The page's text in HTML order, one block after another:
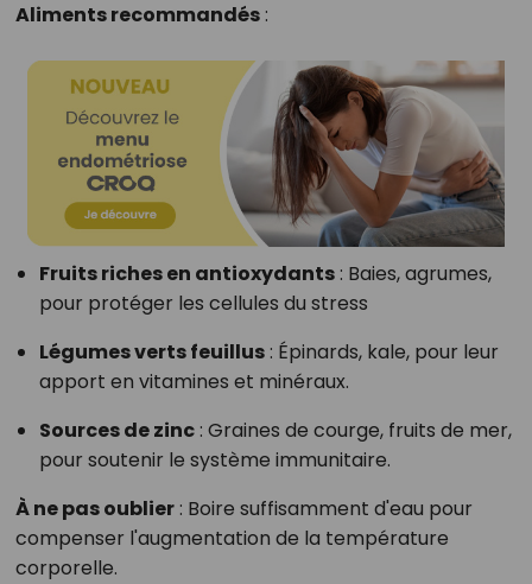
Aliments recommandés:
Fruits riches en antioxydants: Baies, agrumes,
pour protéger les cellules du stress
Légumes verts feuillus: Épinards, kale, pour leur
apport en vitamines et minéraux.
Sources de zinc: Graines de courge, fruits de mer,
pour soutenir le système immunitaire.
À ne pas oublier: Boire suffisamment d'eau pour
compenser l'augmentation de la température
corporelle.